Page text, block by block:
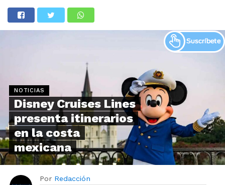
NOTICIAS
Disney Cruises Lines
presenta itinerarios
en la costa
mexicana
Por Redacción